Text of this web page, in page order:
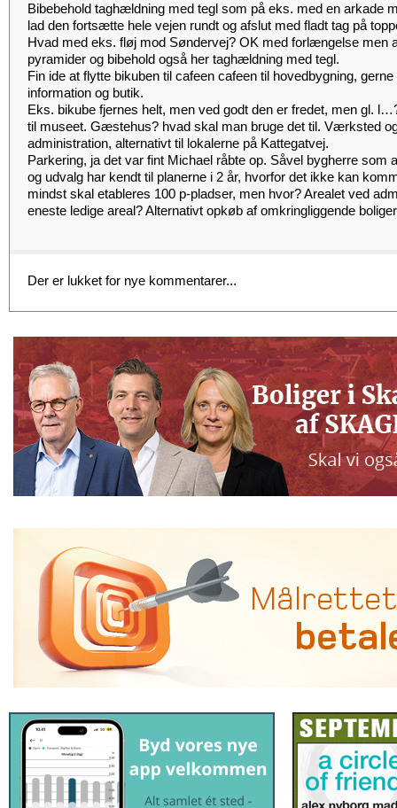
Bibebehold taghældning med tegl som på eks. med en arkade
lad den fortsætte hele vejen rundt og afslut med fladt tag på
Hvad med eks. fløj mod Søndervej? OK med forlængelse men
pyramider og bibehold også her taghældning med tegl.
Fin ide at flytte bikuben til cafeen cafeen til hovedbygning,
information og butik.
Eks. bikube fjernes helt, men ved godt den er fredet, men gl.
til museet. Gæstehus? hvad skal man bruge det til. Værksted
administration, alternativt til lokalerne på Kattegatvej.
Parkering, ja det var fint Michael råbte op. Såvel bygherre som
og udvalg har kendt til planerne i 2 år, hvorfor det ikke kan
mindst skal etableres 100 p-pladser, men hvor? Arealet ved
eneste ledige areal? Alternativt opkøb af omkringliggende boliger
Der er lukket for nye kommentarer...